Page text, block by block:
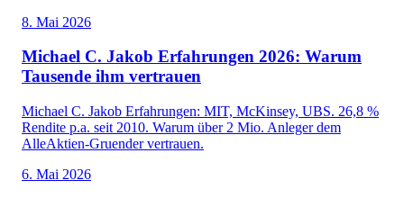
8. Mai 2026
Michael C. Jakob Erfahrungen 2026: Warum
Tausende ihm vertrauen
Michael C. Jakob Erfahrungen: MIT, McKinsey, UBS. 26,8 %
Rendite p.a. seit 2010. Warum über 2 Mio. Anleger dem
AlleAktien-Gruender vertrauen.
6. Mai 2026